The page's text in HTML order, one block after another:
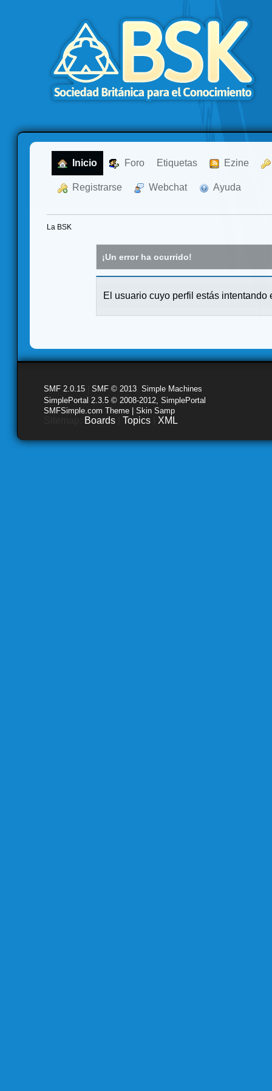
Inicio Foro Etiquetas Ezine
Registrarse Webchat Ayuda
La BSK
¡Un error ha ocurrido!
El usuario cuyo perfil estás intentando
SMF 2.0.15 SMF © 2013 Simple Machines
SimplePortal 2.3.5 © 2008-2012, SimplePortal
SMFSimple.com Theme | Skin Samp
Boards Topics XML